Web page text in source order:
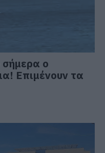
σήμερα ο
Επιμένουν τα